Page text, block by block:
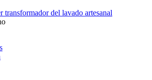
transformador del lavado artesanal